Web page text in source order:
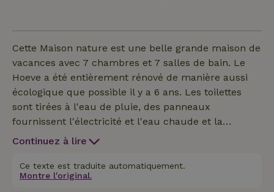
Cette Maison nature est une belle grande maison de
vacances avec 7 chambres et 7 salles de bain. Le
Hoeve a été entièrement rénové de manière aussi
écologique que possible il y a 6 ans. Les toilettes
sont tirées à l'eau de pluie, des panneaux
fournissent l'électricité et l'eau chaude et la
géothermie pour le chauffage. Le rez-de-chaussée
bibliothèque, les salons, la salle de télévision, la
salle à manger et une spacieuse cuisine bien
Continuez à lire
Ce texte est traduite automatiquement.
Montre l'original.